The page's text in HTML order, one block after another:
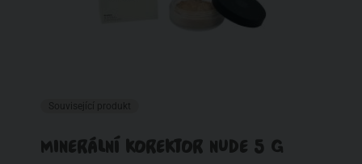
MINERÁLNÍ KOREKTOR NUDE 5 G